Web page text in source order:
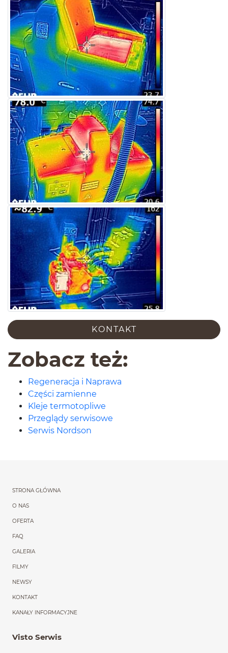
KON­TAKT
Zobacz też:
Regeneracja i Naprawa
Części zamienne
Kleje termotopliwe
Przeglądy serwisowe
Serwis Nordson
Menu główne
STRONA GŁÓWNA
O NAS
OFERTA
FAQ
GALERIA
FILMY
NEWSY
KONTAKT
KANAŁY INFORMACYJNE
Visto Serwis